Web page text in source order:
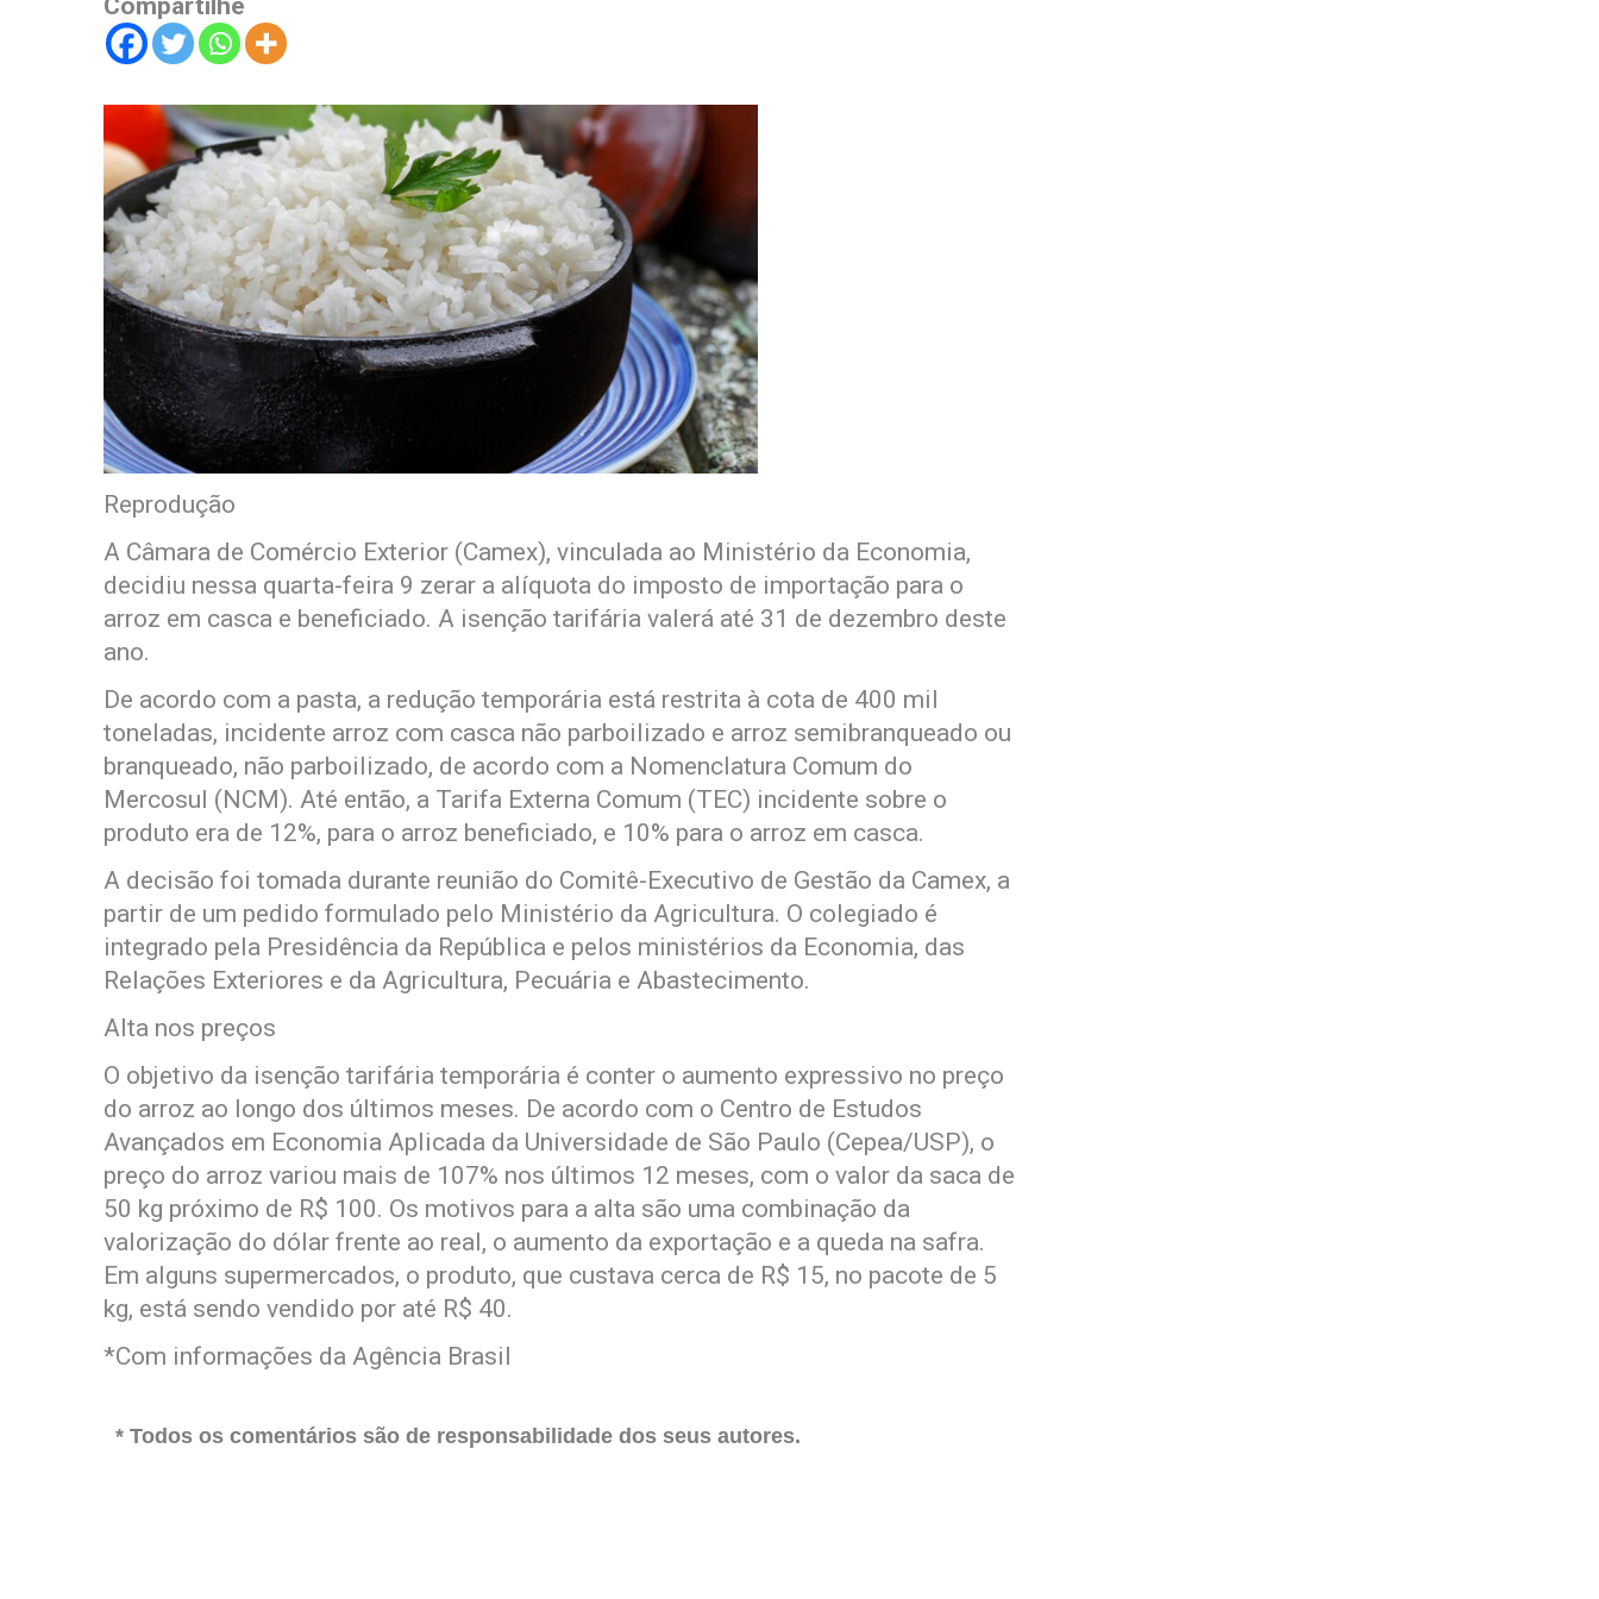
Compartilhe
Reprodução
A Câmara de Comércio Exterior (Camex), vinculada ao Ministério da Economia,
decidiu nessa quarta-feira 9 zerar a alíquota do imposto de importação para o
arroz em casca e beneficiado. A isenção tarifária valerá até 31 de dezembro deste
ano.
De acordo com a pasta, a redução temporária está restrita à cota de 400 mil
toneladas, incidente arroz com casca não parboilizado e arroz semibranqueado ou
branqueado, não parboilizado, de acordo com a Nomenclatura Comum do
Mercosul (NCM). Até então, a Tarifa Externa Comum (TEC) incidente sobre o
produto era de 12%, para o arroz beneficiado, e 10% para o arroz em casca.
A decisão foi tomada durante reunião do Comitê-Executivo de Gestão da Camex, a
partir de um pedido formulado pelo Ministério da Agricultura. O colegiado é
integrado pela Presidência da República e pelos ministérios da Economia, das
Relações Exteriores e da Agricultura, Pecuária e Abastecimento.
Alta nos preços
O objetivo da isenção tarifária temporária é conter o aumento expressivo no preço
do arroz ao longo dos últimos meses. De acordo com o Centro de Estudos
Avançados em Economia Aplicada da Universidade de São Paulo (Cepea/USP), o
preço do arroz variou mais de 107% nos últimos 12 meses, com o valor da saca de
50 kg próximo de R$ 100. Os motivos para a alta são uma combinação da
valorização do dólar frente ao real, o aumento da exportação e a queda na safra.
Em alguns supermercados, o produto, que custava cerca de R$ 15, no pacote de 5
kg, está sendo vendido por até R$ 40.
*Com informações da Agência Brasil
* Todos os comentários são de responsabilidade dos seus autores.